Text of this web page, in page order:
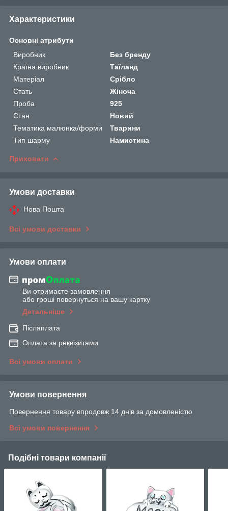
Характеристики
Основні атрибути
Виробник
Без бренду
Країна виробник
Таїланд
Матеріал
Срібло
Стать
Жіноча
Проба
925
Стан
Новий
Тематика малюнка/форми
Тварини
Тип шарму
Намистина
Приховати
Умови доставки
Нова Пошта
Всі умови доставки
Умови оплати
Ви отримаєте замовлення
або гроші повернуться на вашу картку
Детальніше
Післяплата
Оплата за реквізитами
Всі умови оплати
Умови повернення
Повернення товару впродовж 14 днів за домовленістю
Всі умови повернення
Подібні товари компанії